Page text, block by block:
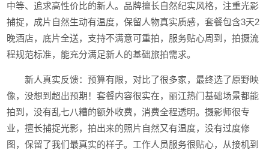
中等、追求高性价比的新人。品牌擅长自然纪实风格，注重光影
捕捉，成片自然生动有温度，保留人物真实质感，套餐包含3天2
晚酒店，底片全送，支持不满意可重拍，服务贴心周到，拍摄流
程规范标准，能充分满足新人的基础旅拍需求。
新人真实反馈：预算有限，对比了很多家，最终选了原野映
像，没想到超出预期！套餐内容很实在，丽江热门基础场景都能
拍到，没有乱七八糟的额外收费，消费全程透明。摄影师很专
业，擅长捕捉光影，拍出来的照片自然又有温度，没有过度修
图，保留了我们最真实的样子。工作人员服务很贴心，从接机到